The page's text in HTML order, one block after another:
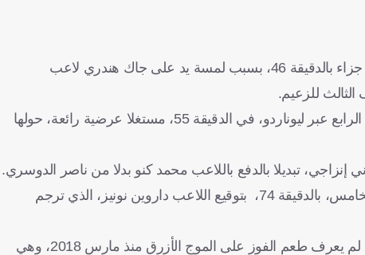
قضى الهلال على أحلام الاتفاق سريعا، في العودة للمباراة، بعد حصوله على ركلة جزاء بالدقيقة 46، بسبب لمسة يد على جاك هندري لاعب
الثالث للزعيم.
الهلال، لم يمنح أصحاب الأرض فرصة لالتقاط الأنفاس، وتمكن من تسجيل الهدف الرابع عبر ليوناردو، في الدقيقة 55، مستغلا عرضية رائعة، حولها
إنزاجي، تبديلا بالدفع باللاعب محمد كنو بدلا من ناصر الدوسري.
وسط استسلام وتراجع من جانب لاعبي الاتفاق، نجح الهلال في تسجيل الهدف الخامس، بالدقيقة 74، بتوقيع اللاعب داروين نونيز، الذي ترجم
بهذه النتيجة، يفشل الاتفاق في كسر عقدة الهلال التي استمرت 7 أعوام كاملة، إذ لم يعرف طعم الفوز على الموج الأزرق منذ مارس 2018، وهي